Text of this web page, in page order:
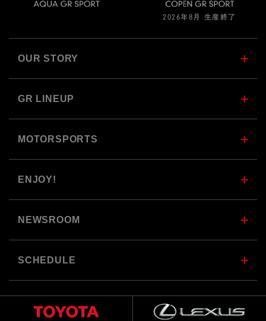
2026年8月 生産終了
OUR STORY
GR LINEUP
MOTORSPORTS
ENJOY!
NEWSROOM
SCHEDULE